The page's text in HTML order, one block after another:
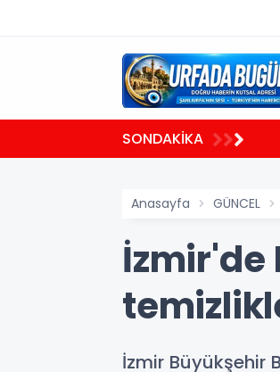
SONDAKİKA
Anasayfa GÜNCEL
İzmir'de
İzmir Büyükşehir